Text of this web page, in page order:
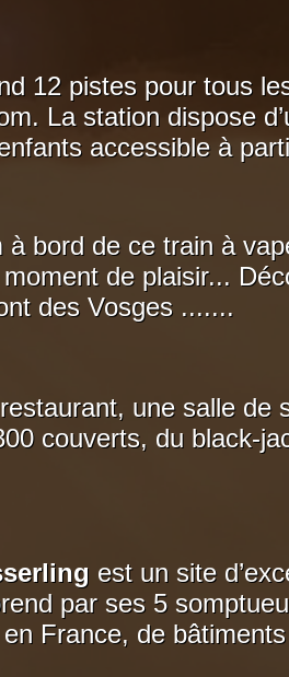
12 pistes pour tous
La station dispose
accessible à
bord de ce train à
de plaisir...
des Vosges .......
une salle de
couverts, du black-
est un site
par ses 5
France, de bâtiments